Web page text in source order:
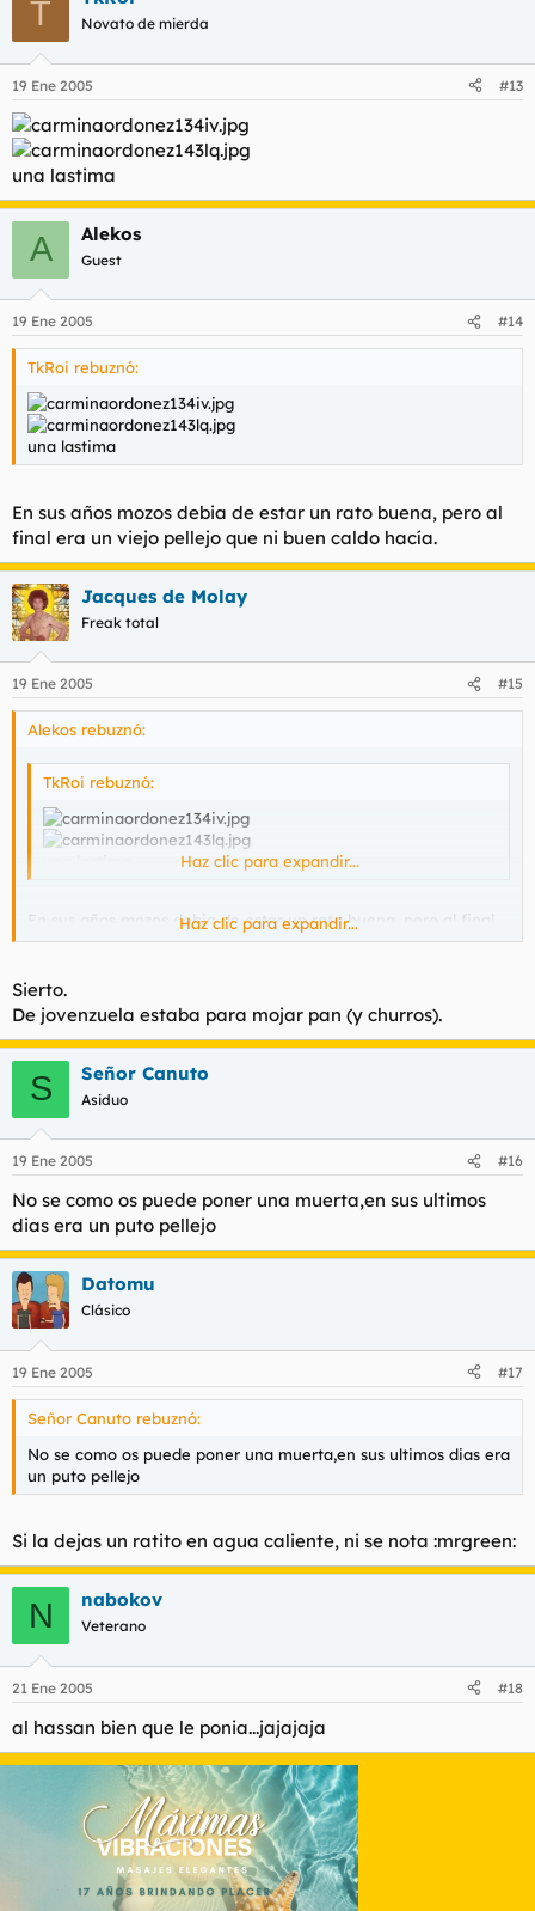
T Novato de mierda
19 Ene 2005 #13
una lastima
A Alekos
Guest
19 Ene 2005 #14
TkRoi rebuznó:
una lastima
En sus años mozos debia de estar un rato buena, pero al
final era un viejo pellejo que ni buen caldo hacía.
Jacques de Molay
Freak total
19 Ene 2005 #15
Alekos rebuznó:
TkRoi rebuznó:
Haz clic para expandir...
En sus años mozos debia de estar un rato buena, pero al final
era un viejo pellejo que ni buen caldo hacía.
Haz clic para expandir...
Sierto.
De jovenzuela estaba para mojar pan (y churros).
S Señor Canuto
Asiduo
19 Ene 2005 #16
No se como os puede poner una muerta,en sus ultimos
dias era un puto pellejo
Datomu
Clásico
19 Ene 2005 #17
Señor Canuto rebuznó:
No se como os puede poner una muerta,en sus ultimos dias era
un puto pellejo
Si la dejas un ratito en agua caliente, ni se nota :mrgreen:
N nabokov
Veterano
21 Ene 2005 #18
al hassan bien que le ponia...jajajaja